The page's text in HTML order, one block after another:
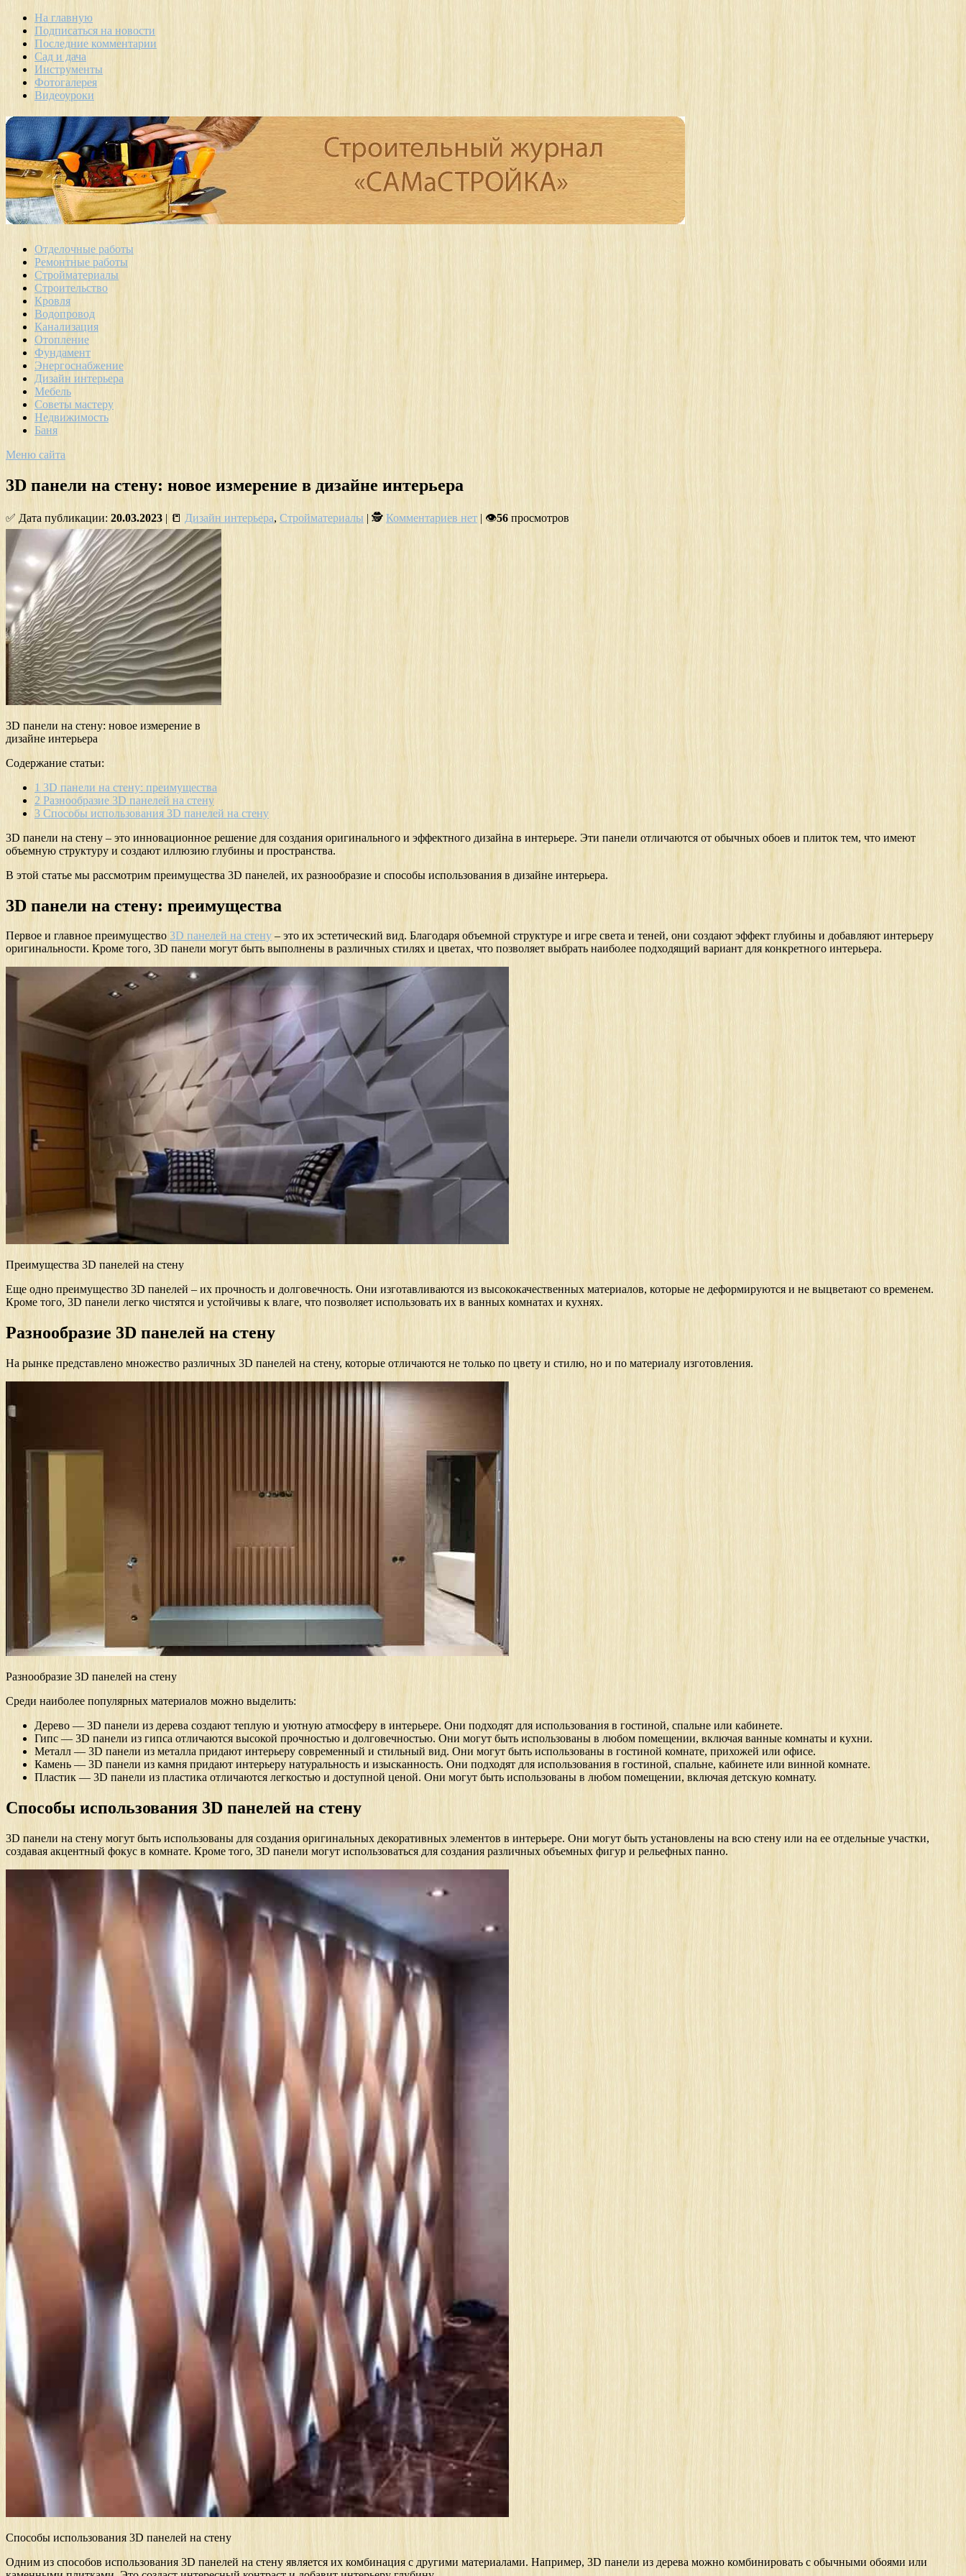
На главную
Подписаться на новости
Последние комментарии
Сад и дача
Инструменты
Фотогалерея
Видеоуроки
Отделочные работы
Ремонтные работы
Стройматериалы
Строительство
Кровля
Водопровод
Канализация
Отопление
Фундамент
Энергоснабжение
Дизайн интерьера
Мебель
Советы мастеру
Недвижимость
Баня
Меню сайта
3D панели на стену: новое измерение в дизайне интерьера
✅ Дата публикации: 20.03.2023 | 📒 Дизайн интерьера, Стройматериалы | 🕵 Комментариев нет | 👁56 просмотров
3D панели на стену: новое измерение в
дизайне интерьера
Содержание статьи:
1 3D панели на стену: преимущества
2 Разнообразие 3D панелей на стену
3 Способы использования 3D панелей на стену
3D панели на стену – это инновационное решение для создания оригинального и эффектного дизайна в интерьере. Эти панели отличаются от обычных обоев и плиток тем, что имеют
объемную структуру и создают иллюзию глубины и пространства.
В этой статье мы рассмотрим преимущества 3D панелей, их разнообразие и способы использования в дизайне интерьера.
3D панели на стену: преимущества
Первое и главное преимущество 3D панелей на стену– это их эстетический вид. Благодаря объемной структуре и игре света и теней, они создают эффект глубины и добавляют интерьеру
оригинальности. Кроме того, 3D панели могут быть выполнены в различных стилях и цветах, что позволяет выбрать наиболее подходящий вариант для конкретного интерьера.
Преимущества 3D панелей на стену
Еще одно преимущество 3D панелей – их прочность и долговечность. Они изготавливаются из высококачественных материалов, которые не деформируются и не выцветают со временем.
Кроме того, 3D панели легко чистятся и устойчивы к влаге, что позволяет использовать их в ванных комнатах и кухнях.
Разнообразие 3D панелей на стену
На рынке представлено множество различных 3D панелей на стену, которые отличаются не только по цвету и стилю, но и по материалу изготовления.
Разнообразие 3D панелей на стену
Среди наиболее популярных материалов можно выделить:
Дерево — 3D панели из дерева создают теплую и уютную атмосферу в интерьере. Они подходят для использования в гостиной, спальне или кабинете.
Гипс — 3D панели из гипса отличаются высокой прочностью и долговечностью. Они могут быть использованы в любом помещении, включая ванные комнаты и кухни.
Металл — 3D панели из металла придают интерьеру современный и стильный вид. Они могут быть использованы в гостиной комнате, прихожей или офисе.
Камень — 3D панели из камня придают интерьеру натуральность и изысканность. Они подходят для использования в гостиной, спальне, кабинете или винной комнате.
Пластик — 3D панели из пластика отличаются легкостью и доступной ценой. Они могут быть использованы в любом помещении, включая детскую комнату.
Способы использования 3D панелей на стену
3D панели на стену могут быть использованы для создания оригинальных декоративных элементов в интерьере. Они могут быть установлены на всю стену или на ее отдельные участки,
создавая акцентный фокус в комнате. Кроме того, 3D панели могут использоваться для создания различных объемных фигур и рельефных панно.
Способы использования 3D панелей на стену
Одним из способов использования 3D панелей на стену является их комбинация с другими материалами. Например, 3D панели из дерева можно комбинировать с обычными обоями или